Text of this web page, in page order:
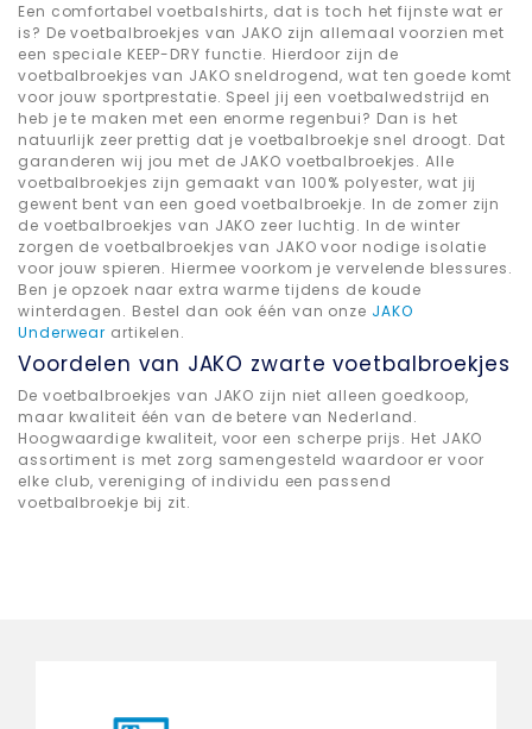
Een comfortabel voetbalshirts, dat is toch het fijnste wat er
is? De voetbalbroekjes van JAKO zijn allemaal voorzien met
een speciale KEEP-DRY functie. Hierdoor zijn de
voetbalbroekjes van JAKO sneldrogend, wat ten goede komt
voor jouw sportprestatie. Speel jij een voetbalwedstrijd en
heb je te maken met een enorme regenbui? Dan is het
natuurlijk zeer prettig dat je voetbalbroekje snel droogt. Dat
garanderen wij jou met de JAKO voetbalbroekjes. Alle
voetbalbroekjes zijn gemaakt van 100% polyester, wat jij
gewent bent van een goed voetbalbroekje. In de zomer zijn
de voetbalbroekjes van JAKO zeer luchtig. In de winter
zorgen de voetbalbroekjes van JAKO voor nodige isolatie
voor jouw spieren. Hiermee voorkom je vervelende blessures.
Ben je opzoek naar extra warme tijdens de koude
winterdagen. Bestel dan ook één van onze JAKO
Underwear artikelen.
Voordelen van JAKO zwarte voetbalbroekjes
De voetbalbroekjes van JAKO zijn niet alleen goedkoop,
maar kwaliteit één van de betere van Nederland.
Hoogwaardige kwaliteit, voor een scherpe prijs. Het JAKO
assortiment is met zorg samengesteld waardoor er voor
elke club, vereniging of individu een passend
voetbalbroekje bij zit.